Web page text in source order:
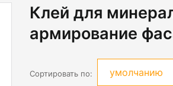
Клей для
армирование
Сортировать по: умолчанию